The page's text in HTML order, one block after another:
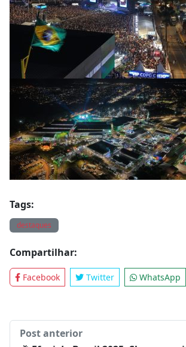
Tags:
destaques
Compartilhar:
Facebook Twitter WhatsApp
Post anterior